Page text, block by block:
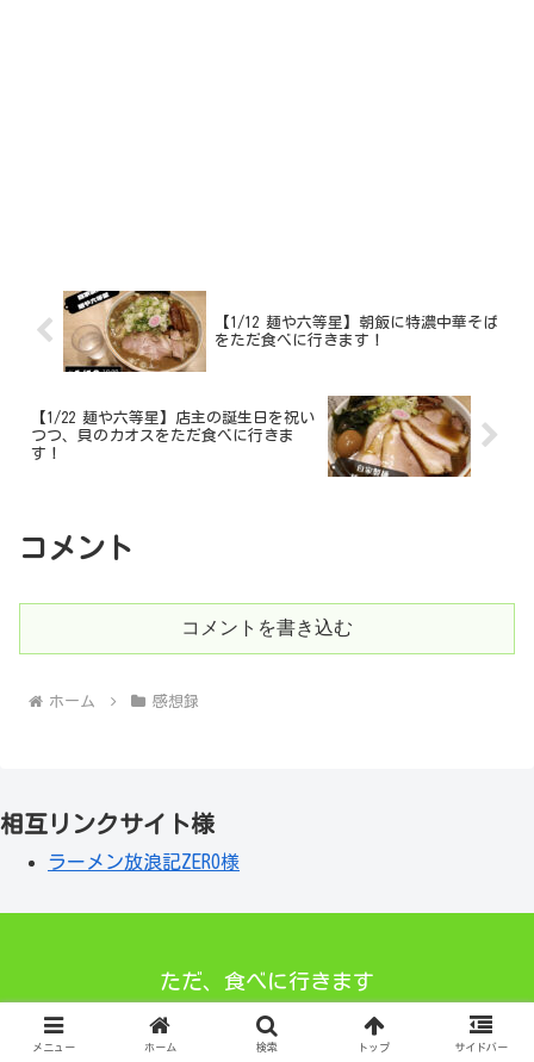
【1/12 麺や六等星】朝飯に特濃中華そば
をただ食べに行きます！
【1/22 麺や六等星】店主の誕生日を祝い
つつ、貝のカオスをただ食べに行きま
す！
コメント
コメントを書き込む
ホーム 感想録
相互リンクサイト様
ラーメン放浪記ZERO様
ただ、食べに行きます
© 2021 ただ、食べに行きます.
メニュー ホーム 検索 トップ サイドバー